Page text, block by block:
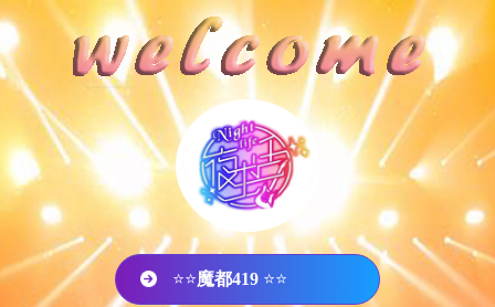
⭐⭐魔都419 ⭐⭐